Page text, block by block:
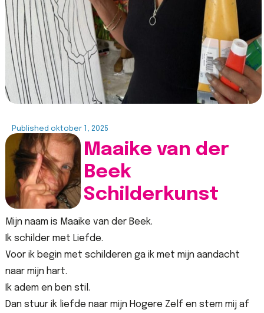
Published oktober 1, 2025
Maaike van der
Beek
Schilderkunst
Mijn naam is Maaike van der Beek.
Ik schilder met Liefde.
Voor ik begin met schilderen ga ik met mijn aandacht
naar mijn hart.
Ik adem en ben stil.
Dan stuur ik liefde naar mijn Hogere Zelf en stem mij af